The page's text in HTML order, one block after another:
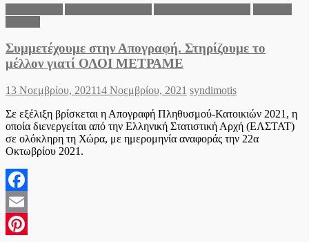
Συμμετέχουμε στην Απογραφή. Στηρίζουμε το
μέλλον γιατί ΟΛΟΙ ΜΕΤΡΑΜΕ
Posted
13 Νοεμβρίου, 202114 Νοεμβρίου, 2021 Author
syndimotis
Σε εξέλιξη βρίσκεται η Απογραφή Πληθυσμού-Κατοικιών 2021, η
οποία διενεργείται από την Ελληνική Στατιστική Αρχή (ΕΛΣΤΑΤ)
σε ολόκληρη τη Χώρα, με ημερομηνία αναφοράς την 22α
Οκτωβρίου 2021.
Facebook
Email